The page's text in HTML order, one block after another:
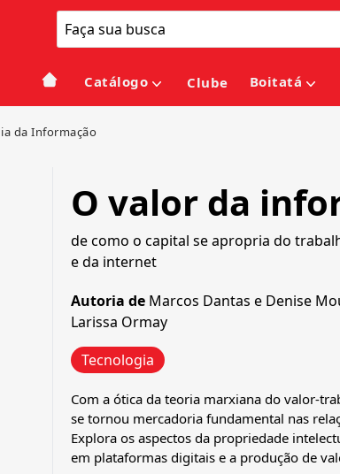
Catálogo Clube Boitatá
da Informação
O valor da
de como o capital se apropria do
e da internet
Autoria de Marcos Dantas e Denise
Larissa Ormay
Tecnologia
Com a ótica da teoria marxiana do valor-
se tornou mercadoria fundamental nas
Explora os aspectos da propriedade
em plataformas digitais e a produção de